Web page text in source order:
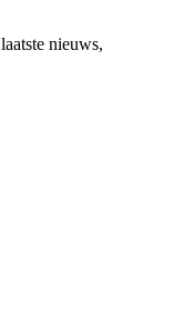
nieuws,